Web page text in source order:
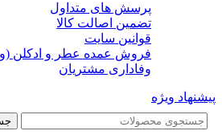
پرسش های متداول
تضمین اصالت کالا
قوانین سایت
فروش عمده عطر و ادکلن
وفاداری مشتریان
پیشنهاد ویژه